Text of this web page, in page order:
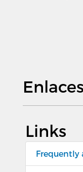
Links
Frequently